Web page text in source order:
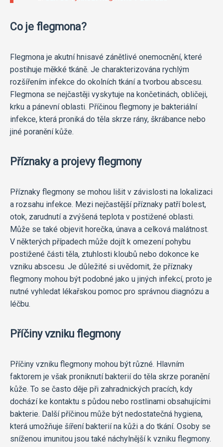
Co je flegmona?
Flegmona je akutní hnisavé zánětlivé onemocnění, které
postihuje měkké tkáně. Je charakterizována rychlým
rozšířením infekce do okolních tkání a tvorbou abscesu.
Flegmona se nejčastěji vyskytuje na končetinách, obličeji,
krku a pánevní oblasti. Příčinou flegmony je bakteriální
infekce, která proniká do těla skrze rány, škrábance nebo
jiné poranění kůže.
Příznaky a projevy flegmony
Příznaky flegmony se mohou lišit v závislosti na lokalizaci
a rozsahu infekce. Mezi nejčastější příznaky patří bolest,
otok, zarudnutí a zvýšená teplota v postižené oblasti.
Může se také objevit horečka, únava a celková malátnost.
V některých případech může dojít k omezení pohybu
postižené části těla, ztuhlosti kloubů nebo dokonce ke
vzniku abscesu. Je důležité si uvědomit, že příznaky
flegmony mohou být podobné jako u jiných infekcí, proto je
nutné vyhledat lékařskou pomoc pro správnou diagnózu a
léčbu.
Příčiny vzniku flegmony
Příčiny vzniku flegmony mohou být různé. Hlavním
faktorem je však proniknutí bakterií do těla skrze poranění
kůže. To se často děje při zahradnických pracích, kdy
dochází ke kontaktu s půdou nebo rostlinami obsahujícími
bakterie. Další příčinou může být nedostatečná hygiena,
která umožňuje šíření bakterií na kůži a do tkání. Osoby se
sníženou imunitou jsou také náchylnější k vzniku flegmony.